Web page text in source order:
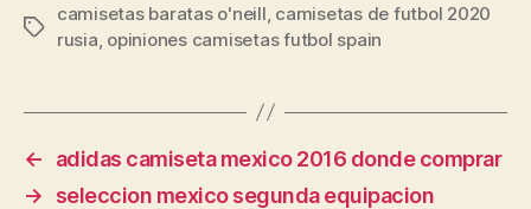
Etiquetas
camisetas baratas o'neill camisetas de futbol 2020
rusia opiniones camisetas futbol spain
←
adidas camiseta mexico 2016 donde comprar
→
seleccion mexico segunda equipacion